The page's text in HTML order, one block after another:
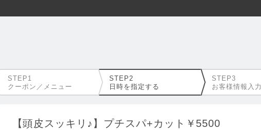
クーポン／メニュー 日時を指定する お客様情報入力
【頭皮スッキリ♪】プチスパ+カット￥5500